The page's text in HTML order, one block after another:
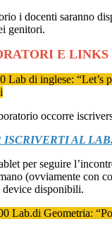
i docenti saranno
genitori.
E
Lab di inglese: “Let’s
occorre
ISCRIVERTI AL
per seguire
(ovviamente con
disponibili.
Lab.di Geometria: